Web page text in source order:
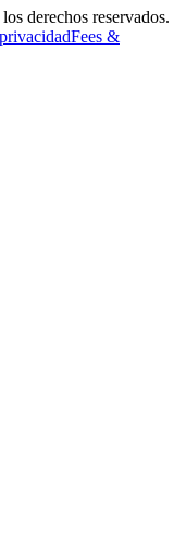
derechos reservados.
Fees &